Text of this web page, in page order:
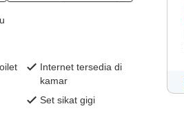
Internet tersedia di
kamar
Set sikat gigi